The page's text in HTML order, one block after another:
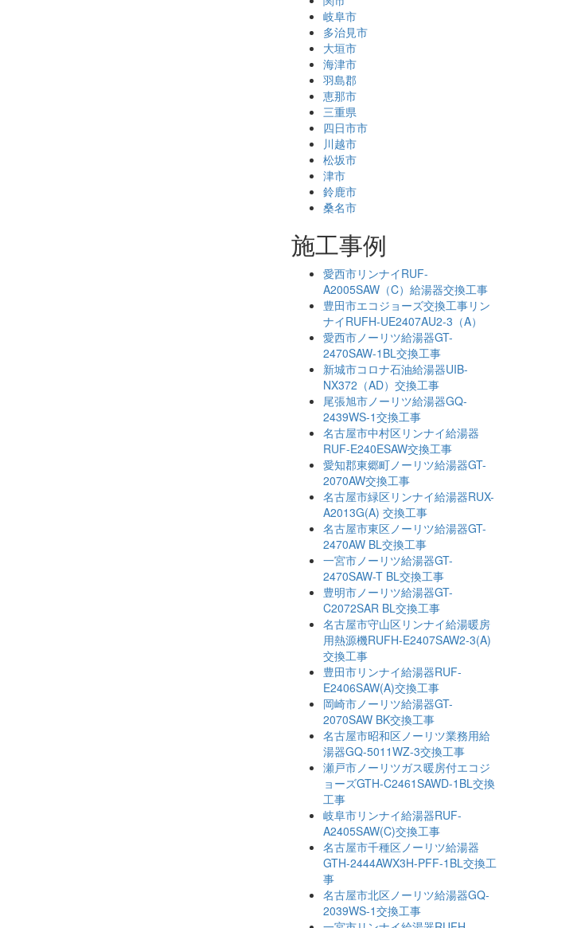
岐阜市
多治見市
大垣市
海津市
羽島郡
恵那市
三重県
四日市市
川越市
松坂市
津市
鈴鹿市
桑名市
施工事例
愛西市リンナイRUF-
A2005SAW（C）給湯器交換工事
豊田市エコジョーズ交換工事リン
ナイRUFH-UE2407AU2-3（A）
愛西市ノーリツ給湯器GT-
2470SAW-1BL交換工事
新城市コロナ石油給湯器UIB-
NX372（AD）交換工事
尾張旭市ノーリツ給湯器GQ-
2439WS-1交換工事
名古屋市中村区リンナイ給湯器
RUF-E240ESAW交換工事
愛知郡東郷町ノーリツ給湯器GT-
2070AW交換工事
名古屋市緑区リンナイ給湯器RUX-
A2013G(A) 交換工事
名古屋市東区ノーリツ給湯器GT-
2470AW BL交換工事
一宮市ノーリツ給湯器GT-
2470SAW-T BL交換工事
豊明市ノーリツ給湯器GT-
C2072SAR BL交換工事
名古屋市守山区リンナイ給湯暖房
用熱源機RUFH-E2407SAW2-3(A)
交換工事
豊田市リンナイ給湯器RUF-
E2406SAW(A)交換工事
岡崎市ノーリツ給湯器GT-
2070SAW BK交換工事
名古屋市昭和区ノーリツ業務用給
湯器GQ-5011WZ-3交換工事
瀬戸市ノーリツガス暖房付エコジ
ョーズGTH-C2461SAWD-1BL交換
工事
岐阜市リンナイ給湯器RUF-
A2405SAW(C)交換工事
名古屋市千種区ノーリツ給湯器
GTH-2444AWX3H-PFF-1BL交換工
事
名古屋市北区ノーリツ給湯器GQ-
2039WS-1交換工事